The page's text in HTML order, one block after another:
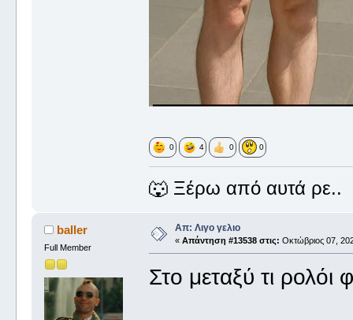
0 4 0 0
🐺 Ξέρω από αυτά ρε..
baller
Full Member
Απ: Λιγο γελιο
« Απάντηση #13538 στις: Οκτώβριος 07,
Στο μεταξύ τι